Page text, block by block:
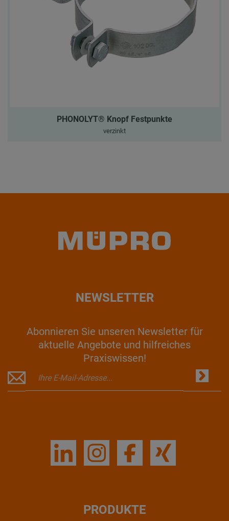
PHONOLYT® Knopf Festpunkte
verzinkt
NEWSLETTER
Abonnieren Sie unseren Newsletter für
aktuelle Angebote und hilfreiches
Praxiswissen!
PRODUKTE